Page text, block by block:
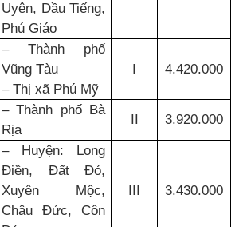
Uyên, Dầu Tiếng,
Phú Giáo
– Thành phố
Vũng Tàu
– Thị xã Phú Mỹ
4.420.000
– Thành phố Bà
Rịa
3.920.000
– Huyện: Long
Điền, Đất Đỏ,
Xuyên Mộc,
Châu Đức, Côn
3.430.000